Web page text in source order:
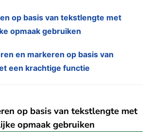
op basis van tekstlengte met
opmaak gebruiken
en markeren op basis van
een krachtige functie
op basis van tekstlengte met
opmaak gebruiken